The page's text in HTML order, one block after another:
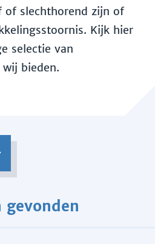
of slechthorend zijn of
Kijk hier
selectie van
bieden.